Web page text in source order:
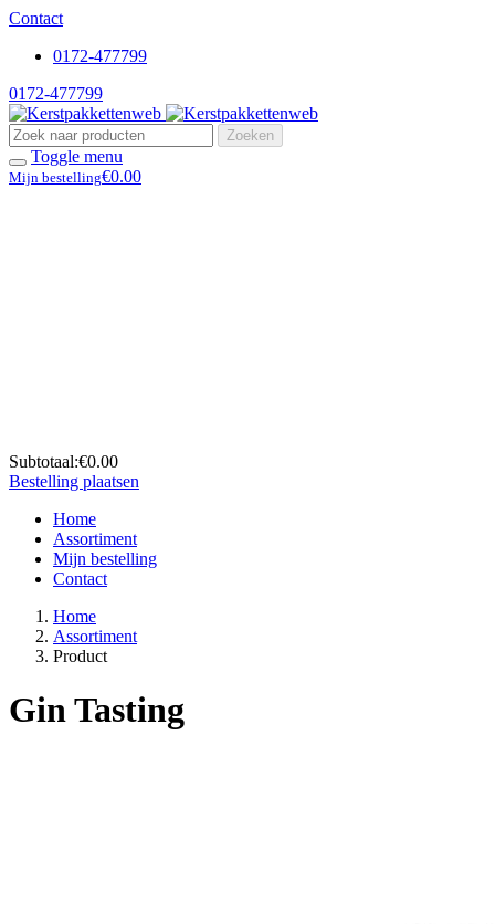
Contact
0172-477799
0172-477799
Zoeken
Toggle menu
Mijn bestelling€0.00
Subtotaal:€0.00
Bestelling plaatsen
Home
Assortiment
Mijn bestelling
Contact
Home
Assortiment
Product
Gin Tasting